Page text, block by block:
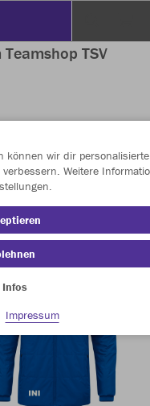
TSV
können wir dir personalisierte
Weitere
Impressum